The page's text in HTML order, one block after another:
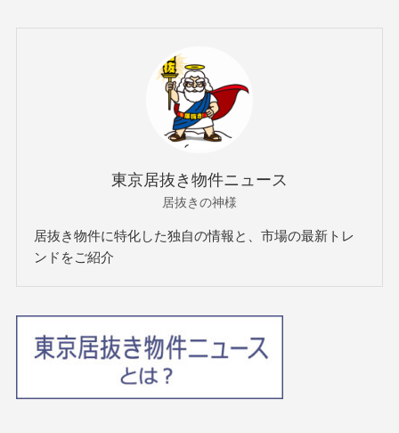
東京居抜き物件ニュース
居抜きの神様
居抜き物件に特化した独自の情報と、市場の最新トレ
ンドをご紹介